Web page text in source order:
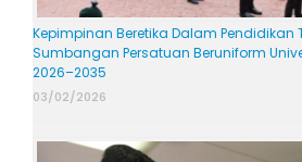
Kepimpinan Beretika Dalam Pendidikan
Sumbangan Persatuan Beruniform
2026–2035
03/02/2026